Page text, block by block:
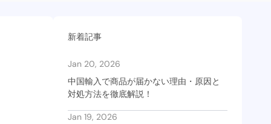
新着記事
Jan 20, 2026
中国輸入で商品が届かない理由・原因と
対処方法を徹底解説！
Jan 19, 2026